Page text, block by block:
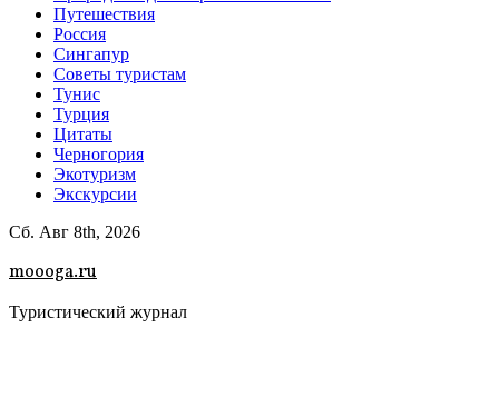
Путешествия
Россия
Сингапур
Советы туристам
Тунис
Турция
Цитаты
Черногория
Экотуризм
Экскурсии
Сб. Авг 8th, 2026
moooga.ru
Туристический журнал